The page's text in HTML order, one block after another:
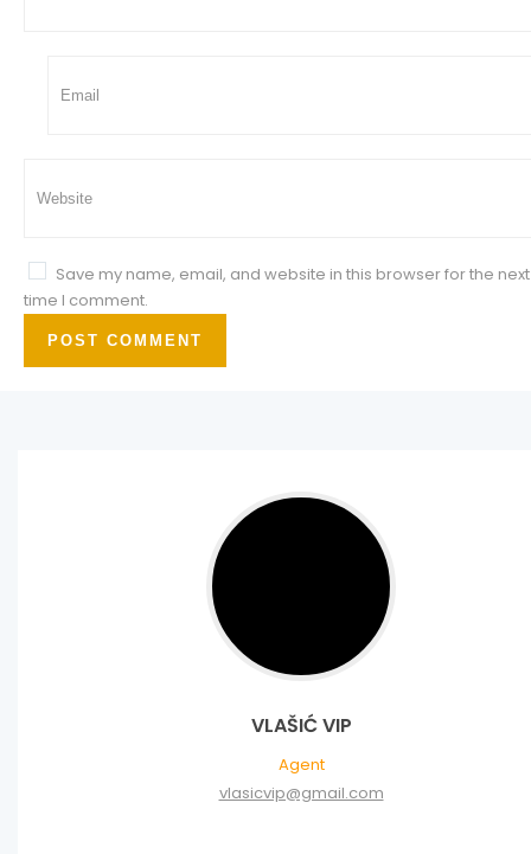
Save my name, email, and website in this browser for the next
time I comment.
VLAŠIĆ VIP
Agent
vlasicvip@gmail.com